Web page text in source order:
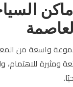
واسعة من
ومثيرة